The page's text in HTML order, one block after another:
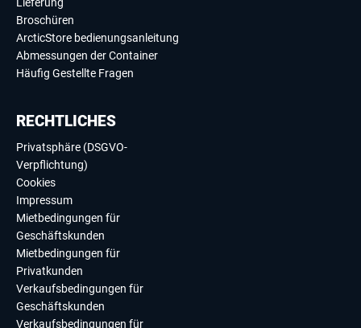
Lieferung
Broschüren
ArcticStore bedienungsanleitung
Abmessungen der Container
Häufig Gestellte Fragen
RECHTLICHES
Privatsphäre (DSGVO-
Verpflichtung)
Cookies
Impressum
Mietbedingungen für
Geschäftskunden
Mietbedingungen für
Privatkunden
Verkaufsbedingungen für
Geschäftskunden
Verkaufsbedingungen für